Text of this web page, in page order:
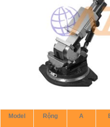
Model Rộng A